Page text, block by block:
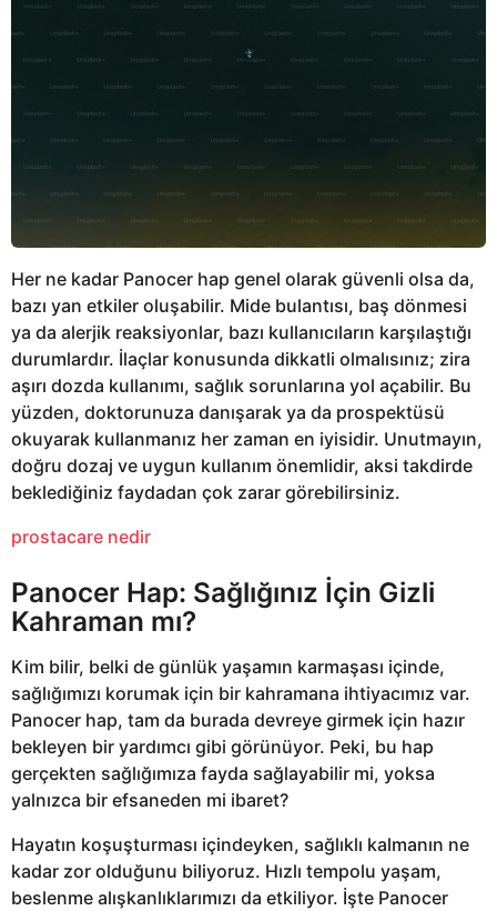
Her ne kadar Panocer hap genel olarak güvenli olsa da,
bazı yan etkiler oluşabilir. Mide bulantısı, baş dönmesi
ya da alerjik reaksiyonlar, bazı kullanıcıların karşılaştığı
durumlardır. İlaçlar konusunda dikkatli olmalısınız; zira
aşırı dozda kullanımı, sağlık sorunlarına yol açabilir. Bu
yüzden, doktorunuza danışarak ya da prospektüsü
okuyarak kullanmanız her zaman en iyisidir. Unutmayın,
doğru dozaj ve uygun kullanım önemlidir, aksi takdirde
beklediğiniz faydadan çok zarar görebilirsiniz.
prostacare nedir
Panocer Hap: Sağlığınız İçin Gizli
Kahraman mı?
Kim bilir, belki de günlük yaşamın karmaşası içinde,
sağlığımızı korumak için bir kahramana ihtiyacımız var.
Panocer hap, tam da burada devreye girmek için hazır
bekleyen bir yardımcı gibi görünüyor. Peki, bu hap
gerçekten sağlığımıza fayda sağlayabilir mi, yoksa
yalnızca bir efsaneden mi ibaret?
Hayatın koşuşturması içindeyken, sağlıklı kalmanın ne
kadar zor olduğunu biliyoruz. Hızlı tempolu yaşam,
beslenme alışkanlıklarımızı da etkiliyor. İşte Panocer